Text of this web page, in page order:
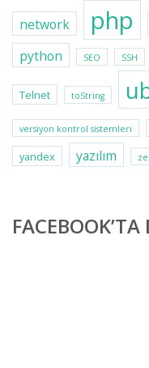
network php
python
SEO SSH
Telnet toString
versiyon kontrol sistemleri
yandex
yazılım